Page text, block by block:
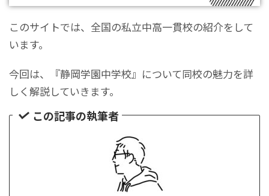
このサイトでは、全国の私立中高一貫校の紹介をして
います。
今回は、『静岡学園中学校』について同校の魅力を詳
しく解説していきます。
この記事の執筆者